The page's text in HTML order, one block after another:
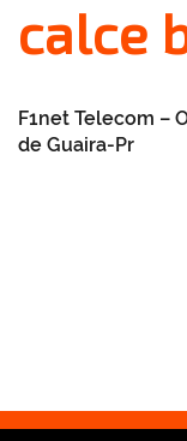
calce
F1net Telecom –
de Guaira-Pr